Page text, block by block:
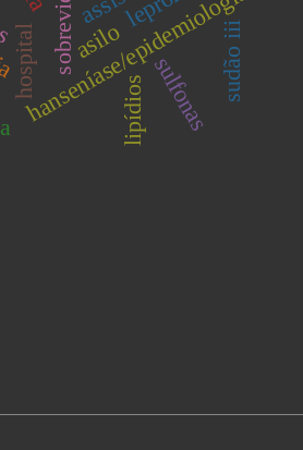
hanseníase/epidemiologia
sobrevida
sulfonas
hospital asilo
lipídios
sudão iii